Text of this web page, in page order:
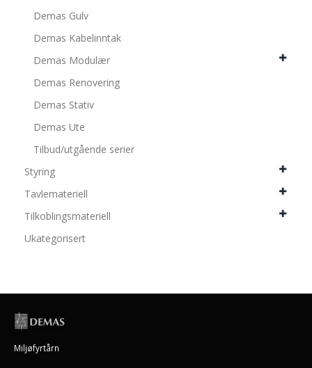
Demas Gulv
Demas Kabelinntak
Demas Modulær
Demas Renovering
Demas Stativ
Demas Ute
Tilbud/utgående serier
Styring
Tavlemateriell
Tilkoblingsmateriell
Ukategorisert
Miljøfyrtårn